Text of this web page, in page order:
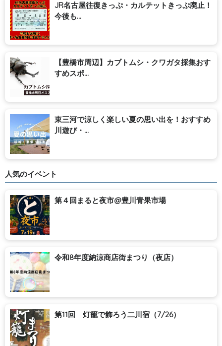
JR名古屋往復きっぷ・カルテットきっぷ廃止！
今後も...
【豊橋市周辺】カブトムシ・クワガタ採集おす
すめスポ...
東三河で涼しく楽しい夏の思い出を！おすすめ
川遊び・...
人気のイベント
第４回まると夜市@豊川青果市場
令和8年度納涼商店街まつり（夜店）
第11回 灯籠で飾ろう二川宿（7/26）